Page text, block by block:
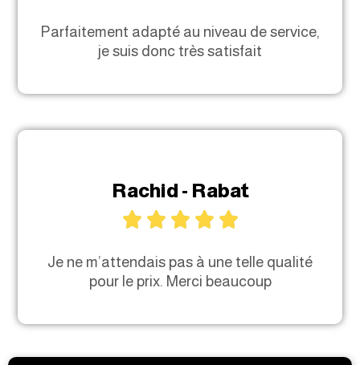
Parfaitement adapté au niveau de service,
je suis donc très satisfait
Rachid - Rabat
    
Je ne m’attendais pas à une telle qualité
pour le prix. Merci beaucoup